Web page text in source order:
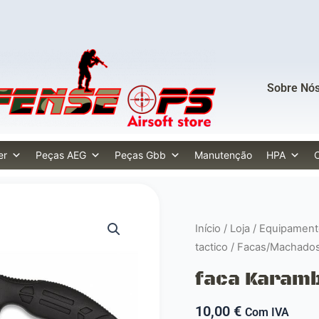
Sobre
Peças AEG Peças Gbb Manutenção HPA
Início / Loja /
tactico / Facas/
faca
10,00 € Com IVA